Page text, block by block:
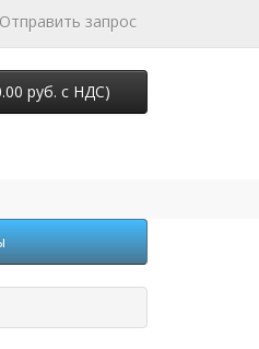
Отправить запрос
руб. с НДС)